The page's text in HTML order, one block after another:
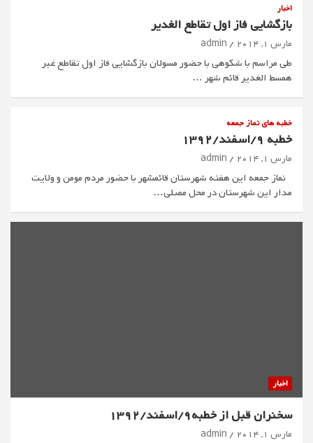
اخبار
بازگشایی فاز اول تقاطع الغدیر
مارس 1, 2014 admin
طی مراسم با شکوهی با حضور مسولان بازگشایی فاز اول تقاطع غیر
همسط الغدیر قائم شهر …
خطبه های نماز جمعه
خطبه 9/اسفند/1392
مارس 1, 2014 admin
نماز جمعه این هفته شهرستان قائمشهر با حضور مردم مومن و ولایت
مدار این شهرستان در محل مصلی…
اخبار
سخنران قبل از خطبه9/اسفند/1392
مارس 1, 2014 admin